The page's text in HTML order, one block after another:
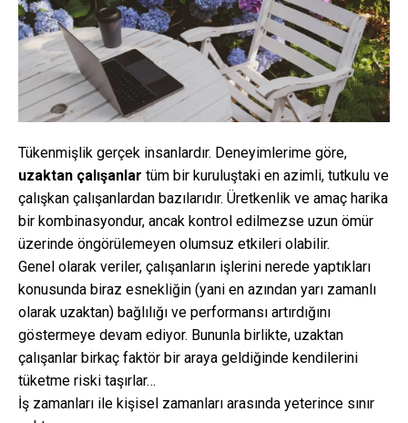
Tükenmişlik gerçek insanlardır. Deneyimlerime göre,
uzaktan çalışanlar tüm bir kuruluştaki en azimli, tutkulu ve
çalışkan çalışanlardan bazılarıdır. Üretkenlik ve amaç harika
bir kombinasyondur, ancak kontrol edilmezse uzun ömür
üzerinde öngörülemeyen olumsuz etkileri olabilir.
Genel olarak veriler, çalışanların işlerini nerede yaptıkları
konusunda biraz esnekliğin (yani en azından yarı zamanlı
olarak uzaktan) bağlılığı ve performansı artırdığını
göstermeye devam ediyor. Bununla birlikte, uzaktan
çalışanlar birkaç faktör bir araya geldiğinde kendilerini
tüketme riski taşırlar…
İş zamanları ile kişisel zamanları arasında yeterince sınır